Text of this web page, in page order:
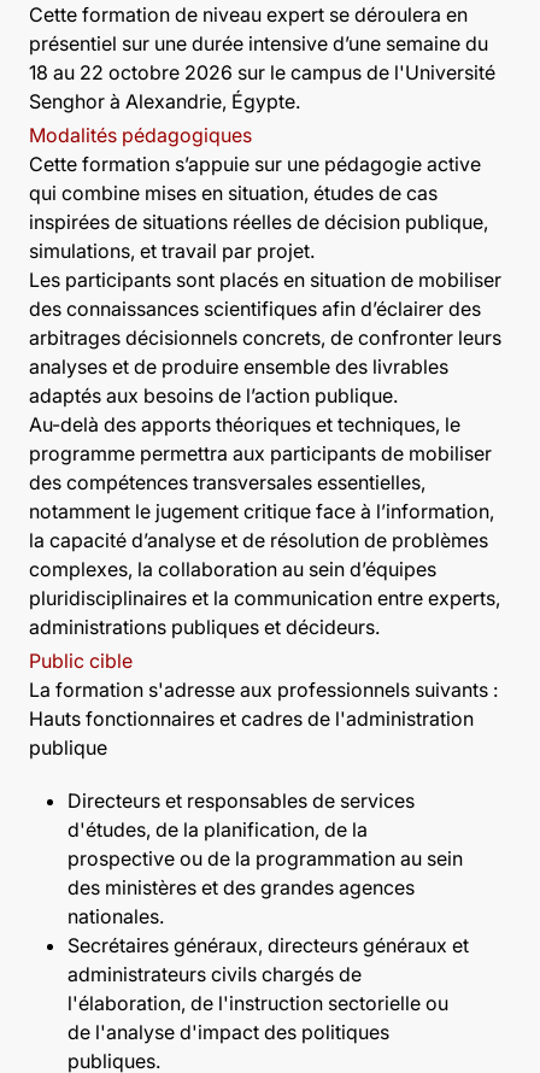
Cette formation de niveau expert se déroulera en
présentiel sur une durée intensive d’une semaine du
18 au 22 octobre 2026 sur le campus de l'Université
Senghor à Alexandrie, Égypte.
Modalités pédagogiques
Cette formation s’appuie sur une pédagogie active
qui combine mises en situation, études de cas
inspirées de situations réelles de décision publique,
simulations, et travail par projet.
Les participants sont placés en situation de mobiliser
des connaissances scientifiques afin d’éclairer des
arbitrages décisionnels concrets, de confronter leurs
analyses et de produire ensemble des livrables
adaptés aux besoins de l’action publique.
Au-delà des apports théoriques et techniques, le
programme permettra aux participants de mobiliser
des compétences transversales essentielles,
notamment le jugement critique face à l’information,
la capacité d’analyse et de résolution de problèmes
complexes, la collaboration au sein d’équipes
pluridisciplinaires et la communication entre experts,
administrations publiques et décideurs.
Public cible
La formation s'adresse aux professionnels suivants :
Hauts fonctionnaires et cadres de l'administration
publique
Directeurs et responsables de services
d'études, de la planification, de la
prospective ou de la programmation au sein
des ministères et des grandes agences
nationales.
Secrétaires généraux, directeurs généraux et
administrateurs civils chargés de
l'élaboration, de l'instruction sectorielle ou
de l'analyse d'impact des politiques
publiques.